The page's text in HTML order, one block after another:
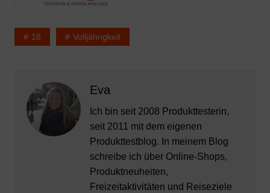
18 Volljährigkeit
Eva
Ich bin seit 2008 Produkttesterin,
seit 2011 mit dem eigenen
Produkttestblog. In meinem Blog
schreibe ich über Online-Shops,
Produktneuheiten,
Freizeitaktivitäten und Reiseziele